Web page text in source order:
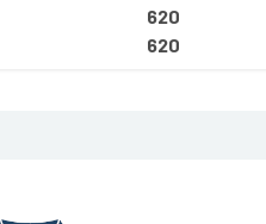
620
620